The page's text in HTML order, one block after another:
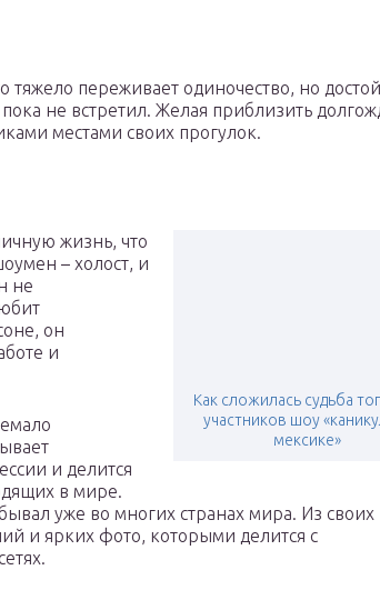
тяжело переживает одиночество, но
не встретил. Желая приблизить
местами своих прогулок.
Как сложилась судьба
участников шоу
мексике»
жизнь, что
– холост, и
не
он
и
и делится
в мире.
уже во многих странах мира. Из своих
и ярких фото, которыми делится с